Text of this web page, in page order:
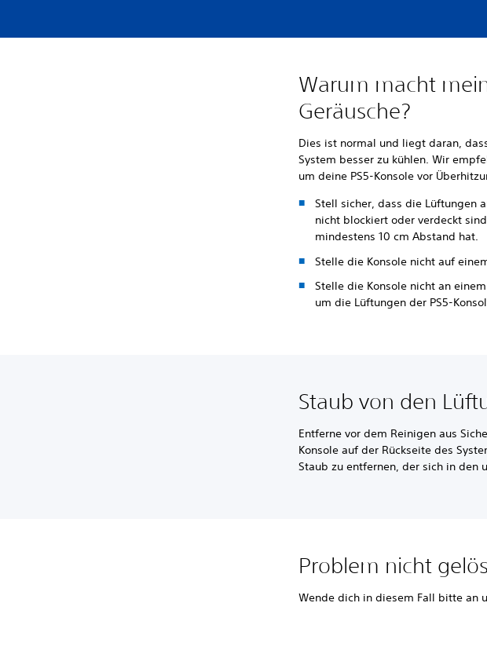
Warum macht
Geräusche?
Dies ist normal und liegt daran,
System besser zu kühlen. Wir
um deine PS5-Konsole vor
Stell sicher, dass die Lüftungen
nicht blockiert oder verdeckt
mindestens 10 cm Abstand hat.
Stelle die Konsole nicht auf
Stelle die Konsole nicht an
um die Lüftungen der PS5-
Staub von den
Entferne vor dem Reinigen aus
Konsole auf der Rückseite des
Staub zu entfernen, der sich in den
Problem nicht
Wende dich in diesem Fall bitte an